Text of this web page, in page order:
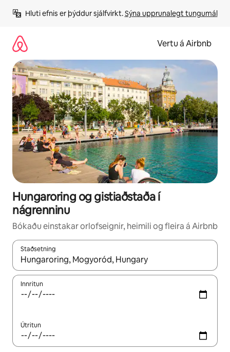
beint
Hluti efnis er þýddur sjálfvirkt. Sýna upprunalegt tungumál
Vertu á Airbnb
Hungaroring og gistiaðstaða í
nágrenninu
Bókaðu einstakar orlofseignir, heimili og fleira á Airbnb
Staðsetning
Þegar niðurstöður liggja fyrir skaltu nota upp og niður
Innritun
Útritun